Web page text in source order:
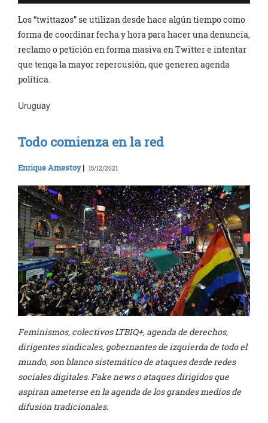
Los “twittazos” se utilizan desde hace algún tiempo como
forma de coordinar fecha y hora para hacer una denuncia,
reclamo o petición en forma masiva en Twitter e intentar
que tenga la mayor repercusión, que generen agenda
política.
Uruguay
Todo comienza en la red
Enrique Amestoy| 15/12/2021
Feminismos, colectivos LTBIQ+, agenda de derechos,
dirigentes sindicales, gobernantes de izquierda de todo el
mundo, son blanco sistemático de ataques desde redes
sociales digitales. Fake news o ataques dirigidos que
aspiran ameterse en la agenda de los grandes medios de
difusión tradicionales.